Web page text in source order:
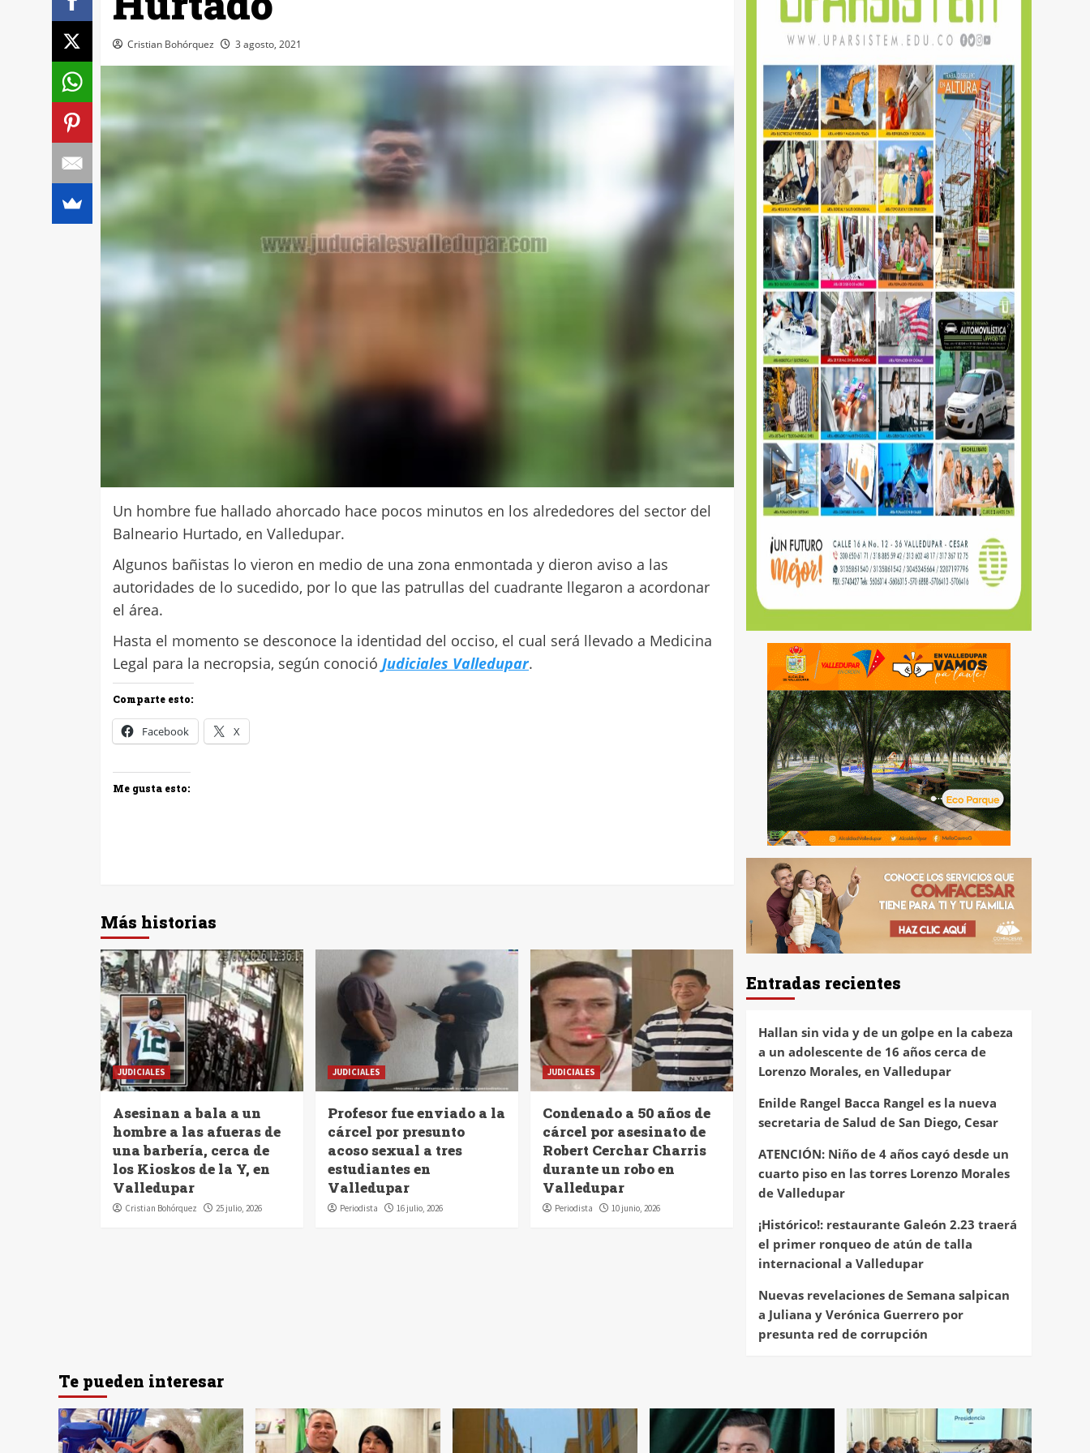
Cristian Bohórquez 3 agosto, 2021
Un hombre fue hallado ahorcado hace pocos minutos en los alrededores del sector del
Balneario Hurtado, en Valledupar.
Algunos bañistas lo vieron en medio de una zona enmontada y dieron aviso a las
autoridades de lo sucedido, por lo que las patrullas del cuadrante llegaron a acordonar
el área.
Hasta el momento se desconoce la identidad del occiso, el cual será llevado a Medicina
Legal para la necropsia, según conoció Judiciales Valledupar.
Comparte esto:
Facebook X
Me gusta esto:
Más historias
JUDICIALES
Asesinan a bala a un
hombre a las afueras de
una barbería, cerca de
los Kioskos de la Y, en
Valledupar
Cristian Bohórquez 25 julio, 2026
JUDICIALES
Profesor fue enviado a la
cárcel por presunto
acoso sexual a tres
estudiantes en
Valledupar
Periodista 16 julio, 2026
JUDICIALES
Condenado a 50 años de
cárcel por asesinato de
Robert Cerchar Charris
durante un robo en
Valledupar
Periodista 10 junio, 2026
Entradas recientes
Hallan sin vida y de un golpe en la cabeza
a un adolescente de 16 años cerca de
Lorenzo Morales, en Valledupar
Enilde Rangel Bacca Rangel es la nueva
secretaria de Salud de San Diego, Cesar
ATENCIÓN: Niño de 4 años cayó desde un
cuarto piso en las torres Lorenzo Morales
de Valledupar
¡Histórico!: restaurante Galeón 2.23 traerá
el primer ronqueo de atún de talla
internacional a Valledupar
Nuevas revelaciones de Semana salpican
a Juliana y Verónica Guerrero por
presunta red de corrupción
Te pueden interesar